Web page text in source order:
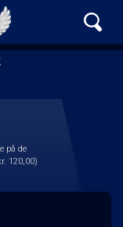
på de
120,00)